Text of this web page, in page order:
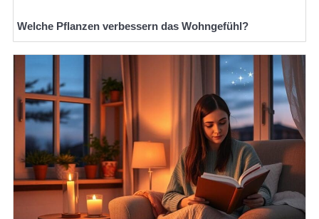
Welche Pflanzen verbessern das Wohngefühl?